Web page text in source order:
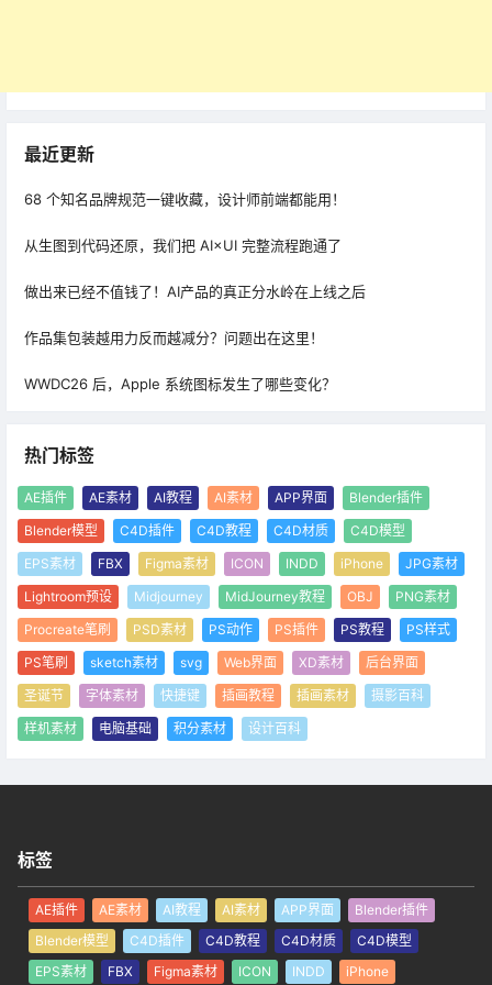
最近更新
68 个知名品牌规范一键收藏，设计师前端都能用！
从生图到代码还原，我们把 AI×UI 完整流程跑通了
做出来已经不值钱了！AI产品的真正分水岭在上线之后
作品集包装越用力反而越减分？问题出在这里！
WWDC26 后，Apple 系统图标发生了哪些变化？
热门标签
AE插件 AE素材 AI教程 AI素材 APP界面
Blender插件
Blender模型
C4D插件 C4D教程 C4D材质
C4D模型
EPS素材
FBX Figma素材 ICON INDD iPhone
JPG素材
Lightroom预设
Midjourney MidJourney教程 OBJ
PNG素材
Procreate笔刷
PSD素材 PS动作 PS插件 PS教程
PS样式
PS笔刷
sketch素材 svg Web界面 XD素材
后台界面
圣诞节
字体素材 快捷键 插画教程 插画素材
摄影百科
样机素材
电脑基础 积分素材 设计百科
标签
AE插件 AE素材 AI教程 AI素材 APP界面
Blender插件
Blender模型
C4D插件 C4D教程 C4D材质
C4D模型
EPS素材
FBX Figma素材 ICON INDD iPhone